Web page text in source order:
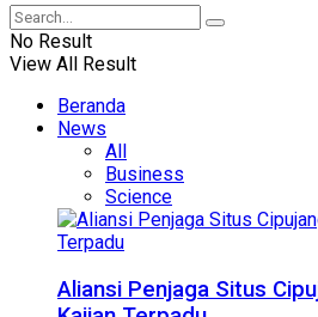
No Result
View All Result
Beranda
News
All
Business
Science
Aliansi Penjaga Situs